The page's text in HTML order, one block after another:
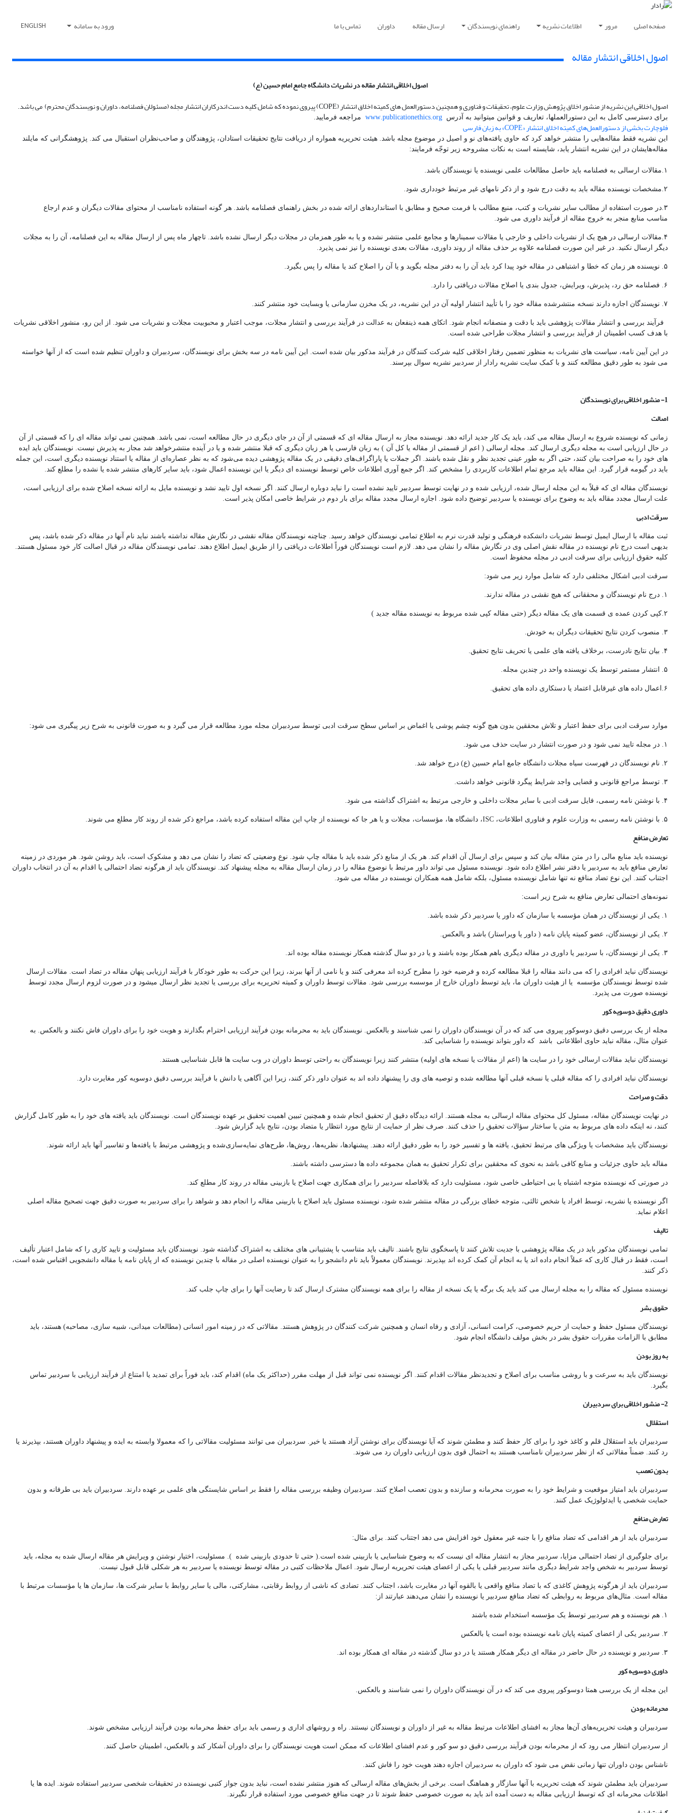
صفحه اصلی مرور اطلاعات نشریه راهنمای نویسندگان ارسال مقاله داوران تماس با ما ورود به سامانه ENGLISH
اصول اخلاقی انتشار مقاله
اصول اخلاقی انتشار مقاله در نشریات دانشگاه جامع امام حسین (ع)
اصول اخلاقی این نشریهاز منشور اخلاق پژوهش وزارت علوم، تحقیقات و فناوری و همچنین دستورالعمل های کمیته اخلاق انتشار(COPE)پیروی نموده که شامل کلیه دست اندرکاران انتشار مجله (مسئولان فصلنامه، داوران و نویسندگان محترم) می باشد.
برای دسترسی کامل به این دستورالعمل­ها، تعاریف و قوانین می­توانید به آدرس www.publicationethics.org مراجعه فرمایید.
فلوچارت بخشی از دستورالعمل‌های کمیته اخلاق انتشار «COPE» به زبان فارسی
این نشریه فقط مقاله‌هایی را منتشر خواهد کرد که حاوی یافته‌های نو و اصیل در موضوع مجله باشد. هیئت تحریریه همواره از دریافت نتایج تحقیقات استادان، پژوهندگان و صاحب‌نظران استقبال می ‌کند. پژوهشگرانی که مایلند
مقاله‌هایشان در این نشریه انتشار یابد، شایسته است به نکات مشروحه زیر توجّه فرمایند:
۱.مقالات ارسالی به فصلنامه باید حاصل مطالعات علمی نویسنده یا نویسندگان باشد.
۲.مشخصات نویسنده مقاله باید به دقت درج شود و از ذکر نامهای غیر مرتبط خودداری شود.
۳.در صورت استفاده از مطالب سایر نشریات و کتب، منبع مطالب با فرمت صحیح و مطابق با استانداردهای ارائه شده در بخش راهنمای فصلنامه باشد. هر گونه استفاده نامناسب از محتوای مقالات دیگران و عدم ارجاع
مناسب منابع منجر به خروج مقاله از فرآیند داوری می شود.
۴.مقالات ارسالی در هیچ یک از نشریات داخلی و خارجی یا مقالات سمینارها و مجامع علمی منتشر نشده و یا به طور همزمان در مجلات دیگر ارسال نشده باشد. تاچهار ماه پس از ارسال مقاله به این فصلنامه، آن را به مجلات
دیگر ارسال نکنید. در غیر این صورت فصلنامه علاوه بر حذف مقاله از روند داوری، مقالات بعدی نویسنده را نیز نمی پذیرد.
۵. نویسنده هر زمان که خطا و اشتباهی در مقاله خود پیدا کرد باید آن را به دفتر مجله بگوید و یا آن را اصلاح کند یا مقاله را پس بگیرد.
۶. فصلنامه حق رد، پذیرش، ویرایش، جدول بندی یا اصلاح مقالات دریافتی را دارد.
۷. نویسندگان اجازه دارند نسخه منتشرشده مقاله خود را با تأیید انتشار اولیه آن در این نشریه، در یک مخزن سازمانی یا وبسایت خود منتشر کنند.
فرآیند بررسی و انتشار مقالات پژوهشی باید با دقت و منصفانه انجام شود. اتکای همه ذینفعان به عدالت در فرآیند بررسی و انتشار مجلات، موجب اعتبار و محبوبیت مجلات و نشریات می شود. از این رو، منشور اخلاقی نشریات
با هدف کسب اطمینان از فرآیند بررسی و انتشار مجلات طراحی شده است.
در این آیین نامه، سیاست های نشریات به منظور تضمین رفتار اخلاقی کلیه شرکت کنندگان در فرآیند مذکور بیان شده است. این آیین نامه در سه بخش برای نویسندگان، سردبیران و داوران تنظیم شده است که از آنها خواسته
می شود به طور دقیق مطالعه کنند و با کمک سایت نشریه رادار از سردبیر نشریه سوال بپرسند.
1- منشور اخلاقی برای نویسندگان
اصالت
زمانی که نویسنده شروع به ارسال مقاله می کند، باید یک کار جدید ارائه دهد. نویسنده مجاز به ارسال مقاله ای که قسمتی از آن در جای دیگری در حال مطالعه است، نمی باشد. همچنین نمی تواند مقاله ای را که قسمتی از آن
در حال ارزیابی است به مجله دیگری ارسال کند. مجله ارسالی ( اعم از قسمتی از مقاله یا کل آن ) به زبان فارسی یا هر زبان دیگری که قبلا منتشر شده و یا در آینده منتشرخواهد شد مجاز به پذیرش نیست. نویسندگان باید ایده
های خود را به صراحت بیان کنند، حتی اگر به طور عینی تجدید نظر و نقل شده باشند. اگر جملات یا پاراگراف‌های دقیقی در یک مقاله پژوهشی دیده می‌شود که به نظر عصاره‌ای از مقاله یا استناد نویسنده دیگری است، این جمله
باید در گیومه قرار گیرد. این مقاله باید مرجع تمام اطلاعات کاربردی را مشخص کند. اگر جمع آوری اطلاعات خاص توسط نویسنده ای دیگر یا این نویسنده اعمال شود، باید سایر کارهای منتشر شده یا نشده را مطلع کند.
نویسندگان مقاله ای که قبلاً به این مجله ارسال شده، ارزیابی شده و در نهایت توسط سردبیر تایید نشده است را نباید دوباره ارسال کنند. اگر نسخه اول تایید نشد و نویسنده مایل به ارائه نسخه اصلاح شده برای ارزیابی است،
علت ارسال مجدد مقاله باید به وضوح برای نویسنده یا سردبیر توضیح داده شود. اجازه ارسال مجدد مقاله برای بار دوم در شرایط خاصی امکان پذیر است.
سرقت ادبی
ثبت مقاله با ارسال ایمیل توسط نشریات دانشکده فرهنگی و تولید قدرت نرم به اطلاع تمامی نویسندگان خواهد رسید. چناچنه نویسندگان مقاله نقشی در نگارش مقاله نداشته باشند نباید نام آنها در مقاله ذکر شده باشد، پس
بدیهی است درج نام نویسنده در مقاله نقش اصلی وی در نگارش مقاله را نشان می دهد. لازم است نویسندگان فوراً اطلاعات دریافتی را از طریق ایمیل اطلاع دهند. تمامی نویسندگان مقاله در قبال اصالت کار خود مسئول هستند.
کلیه حقوق ارزیابی برای سرقت ادبی در مجله محفوظ است.
سرقت ادبی اشکال مختلفی دارد که شامل موارد زیر می شود:
۱. درج نام نویسندگان و محققانی که هیچ نقشی در مقاله ندارند.
۲.کپی کردن عمده ی قسمت های یک مقاله دیگر (حتی مقاله کپی شده مربوط به نویسنده مقاله جدید )
۳. منصوب کردن نتایج تحقیقات دیگران به خودش.
۴. بیان نتایج نادرست، برخلاف یافته های علمی یا تحریف نتایج تحقیق.
۵. انتشار مستمر توسط یک نویسنده واحد در چندین مجله.
۶.اعمال داده های غیرقابل اعتماد یا دستکاری داده های تحقیق.
موارد سرقت ادبی برای حفظ اعتبار و تلاش محققین بدون هیچ گونه چشم پوشی یا اغماض بر اساس سطح سرقت ادبی توسط سردبیران مجله مورد مطالعه قرار می گیرد و به صورت قانونی به شرح زیر پیگیری می شود:
۱. در مجله تایید نمی شود و در صورت انتشار در سایت حذف می شود.
۲. نام نویسندگان در فهرست سیاه مجلات دانشگاه جامع امام حسین (ع) درج خواهد شد.
۳. توسط مراجع قانونی و قضایی واجد شرایط پیگرد قانونی خواهد داشت.
۴. با نوشتن نامه رسمی، فایل سرقت ادبی با سایر مجلات داخلی و خارجی مرتبط به اشتراک گذاشته می شود.
۵. با نوشتن نامه رسمی به وزارت علوم و فناوری اطلاعات، ISC، دانشگاه ها، مؤسسات، مجلات و یا هر جا که نویسنده از چاپ این مقاله استفاده کرده باشد، مراجع ذکر شده از روند کار مطلع می شوند.
تعارض منافع
نویسنده باید منابع مالی را در متن مقاله بیان کند و سپس برای ارسال آن اقدام کند. هر یک از منابع ذکر شده باید با مقاله چاپ شود. نوع وضعیتی که تضاد را نشان می دهد و مشکوک است، باید روشن شود. هر موردی در زمینه
تعارض منافع باید به سردبیر یا دفتر نشر اطلاع داده شود. نویسنده مسئول می تواند داور مرتبط با نوضوع مقاله را در زمان ارسال مقاله به مجله پیشنهاد کند. نویسندگان باید از هرگونه تضاد احتمالی یا اقدام به آن در انتخاب داوران
اجتناب کنند. این نوع تضاد منافع نه تنها شامل نویسنده مسئول، بلکه شامل همه همکاران نویسنده در مقاله می شود.
نمونه‌های احتمالی تعارض منافع به شرح زیر است:
۱. یکی از نویسندگان در همان مؤسسه یا سازمان که داور یا سردبیر ذکر شده باشد.
۲. یکی از نویسندگان، عضو کمیته پایان نامه ( داور یا ویراستار) باشد و بالعکس.
۳. یکی از نویسندگان، با سردبیر یا داوری در مقاله دیگری باهم همکار بوده باشند و یا در دو سال گذشته همکار نویسنده مقاله بوده اند.
نویسندگان نباید افرادی را که می دانند مقاله را قبلا مطالعه کرده و فرضیه خود را مطرح کرده اند معرفی کنند و یا نامی از آنها ببرند، زیرا این حرکت به طور خودکار با فرآیند ارزیابی پنهان مقاله در تضاد است. مقالات ارسال
شده توسط نویسندگان مؤسسه یا از هیئت داوران ما، باید توسط داوران خارج از موسسه بررسی شود. مقالات توسط داوران و کمیته تحریریه برای بررسی یا تجدید نظر ارسال میشود و در صورت لزوم ارسال مجدد توسط
نویسنده صورت می پذیرد.
داوری دقیق دوسویه کور
مجله از یک بررسی دقیق دوسوکور پیروی می کند که در آن نویسندگان داوران را نمی شناسند و بالعکس. نویسندگان باید به محرمانه بودن فرآیند ارزیابی احترام بگذارند و هویت خود را برای داوران فاش نکنند و بالعکس. به
عنوان مثال، مقاله نباید حاوی اطلاعاتی باشد که داور بتواند نویسنده را شناسایی کند.
نویسندگان نباید مقالات ارسالی خود را در سایت ها (اعم از مقالات یا نسخه های اولیه) منتشر کنند زیرا نویسندگان به راحتی توسط داوران در وب سایت ها قابل شناسایی هستند.
نویسندگان نباید افرادی را که مقاله قبلی یا نسخه قبلی آنها مطالعه شده و توصیه های وی را پیشنهاد داده اند به عنوان داور ذکر کنند، زیرا این آگاهی یا دانش با فرآیند بررسی دقیق دوسویه کور مغایرت دارد.
دقت و صراحت
در نهایت نویسندگان مقاله، مسئول کل محتوای مقاله ارسالی به مجله هستند. ارائه دیدگاه دقیق از تحقیق انجام شده و همچنین تبیین اهمیت تحقیق بر عهده نویسندگان است. نویسندگان باید یافته های خود را به طور کامل گزارش
کنند، نه اینکه داده های مربوط به متن یا ساختار سؤالات تحقیق را حذف کنند. صرف نظر از حمایت از نتایج مورد انتظار یا متضاد بودن، نتایج باید گزارش شود.
نویسندگان باید مشخصات یا ویژگی های مرتبط تحقیق، یافته ها و تفسیر خود را به طور دقیق ارائه دهند. پیشنهادها، نظریه‌ها، روش‌ها، طرح‌های نمایه‌سازی‌شده و پژوهشی مرتبط با یافته‌ها و تفاسیر آنها باید ارائه شوند.
مقاله باید حاوی جزئیات و منابع کافی باشد به نحوی که محققین برای تکرار تحقیق به همان مجموعه داده ها دسترسی داشته باشند.
در صورتی که نویسنده متوجه اشتباه یا بی احتیاطی خاصی شود، مسئولیت دارد که بلافاصله سردبیر را برای همکاری جهت اصلاح یا بازبینی مقاله در روند کار مطلع کند.
اگر نویسنده یا نشریه، توسط افراد یا شخص ثالثی، متوجه خطای بزرگی در مقاله منتشر شده شود، نویسنده مسئول باید اصلاح یا بازبینی مقاله را انجام دهد و شواهد را برای سردبیر به صورت دقیق جهت تصحیح مقاله اصلی
اعلام نماید.
تالیف
تمامی نویسندگان مذکور باید در یک مقاله پژوهشی با جدیت تلاش کنند تا پاسخگوی نتایج باشند. تالیف باید متناسب با پشتیبانی های مختلف به اشتراک گذاشته شود. نویسندگان باید مسئولیت و تایید کاری را که شامل اعتبار تألیف
است، فقط در قبال کاری که عملاً انجام داده اند یا به انجام آن کمک کرده اند بپذیرند. نویسندگان معمولاً باید نام دانشجو را به عنوان نویسنده اصلی در مقاله با چندین نویسنده که از پایان نامه یا مقاله دانشجویی اقتباس شده است،
ذکر کنند.
نویسنده مسئول که مقاله را به مجله ارسال می کند باید یک برگه یا یک نسخه از مقاله را برای همه نویسندگان مشترک ارسال کند تا رضایت آنها را برای چاپ جلب کند.
حقوق بشر
نویسندگان مسئول حفظ و حمایت از حریم خصوصی، کرامت انسانی، آزادی و رفاه انسان و همچنین شرکت کنندگان در پژوهش هستند. مقالاتی که در زمینه امور انسانی (مطالعات میدانی، شبیه سازی، مصاحبه) هستند، باید
مطابق با الزامات مقررات حقوق بشر در بخش مولف دانشگاه انجام شود.
به روز بودن
نویسندگان باید به سرعت و با روشی مناسب برای اصلاح و تجدیدنظر مقالات اقدام کنند. اگر نویسنده نمی تواند قبل از مهلت مقرر (حداکثر یک ماه) اقدام کند، باید فوراً برای تمدید یا امتناع از فرآیند ارزیابی با سردبیر تماس
بگیرد.
2- منشور اخلاقی برای سردبیران
استقلال
سردبیران باید استقلال قلم و کاغذ خود را برای کار حفظ کنند و مطمئن شوند که آیا نویسندگان برای نوشتن آزاد هستند یا خیر. سردبیران می توانند مسئولیت مقالاتی را که معمولا وابسته به ایده و پیشنهاد داوران هستند، بپذیرند یا
رد کنند. ضمناً مقالاتی که از نظر سردبیران نامناسب هستند به احتمال قوی بدون ارزیابی داوران رد می شوند.
بدون تعصب
سردبیران باید امتیاز موقعیت و شرایط خود را به صورت محرمانه و سازنده و بدون تعصب اصلاح کنند. سردبیران وظیفه بررسی مقاله را فقط بر اساس شایستگی های علمی بر عهده دارند. سردبیران باید بی طرفانه و بدون
حمایت شخصی یا ایدئولوژیک عمل کنند.
تعارض منافع
سردبیران باید از هر اقدامی که تضاد منافع را با جنبه غیر معقول خود افزایش می دهد اجتناب کنند. برای مثال:
برای جلوگیری از تضاد احتمالی مزایا، سردبیر مجاز به انتشار مقاله ای نیست که به وضوح شناسایی یا بازبینی شده است.( حتی تا حدودی بازبینی شده ). مسئولیت، اختیار نوشتن و ویرایش هر مقاله ارسال شده به مجله، باید
توسط سردبیر به شخص واجد شرایط دیگری مانند سردبیر قبلی یا یکی از اعضای هیئت تحریریه ارسال شود. اعمال ملاحظات کتبی در مقاله توسط نویسنده یا سردبیر به هر شکلی قابل قبول نیست.
سردبیران باید از هرگونه پژوهش کاغذی که با تضاد منافع واقعی یا بالقوه آنها در مغایرت باشد، اجتناب کنند. تضادی که ناشی از روابط رقابتی، مشارکتی، مالی یا سایر روابط با سایر شرکت ها، سازمان ها یا مؤسسات مرتبط با
مقاله است. مثال‌های مربوط به روابطی که تضاد منافع سردبیر یا نویسنده را نشان می‌دهند عبارتند از:
۱. هم نویسنده و هم سردبیر توسط یک مؤسسه استخدام شده باشند
۲. سردبیر یکی از اعضای کمیته پایان نامه نویسنده بوده است یا بالعکس
۳. سردبیر و نویسنده در حال حاضر در مقاله ای دیگر همکار هستند یا در دو سال گذشته در مقاله ای همکار بوده اند.
داوری دوسویه کور
این مجله از یک بررسی همتا دوسوکور پیروی می کند که در آن نویسندگان داوران را نمی شناسند و بالعکس.
محرمانه بودن
سردبیران و هیئت تحریریه‌های آن‌ها مجاز به افشای اطلاعات مرتبط مقاله به غیر از داوران و نویسندگان نیستند. راه و روشهای اداری و رسمی باید برای حفظ محرمانه بودن فرآیند ارزیابی مشخص شوند.
از سردبیران انتظار می رود که از محرمانه بودن فرآیند بررسی دقیق دو سو کور و عدم افشای اطلاعات که ممکن است هویت نویسندگان را برای داوران آشکار کند و بالعکس، اطمینان حاصل کنند.
ناشناس بودن داوران تنها زمانی نقض می شود که داوران به سردبیران اجازه دهند هویت خود را فاش کنند.
سردبیران باید مطمئن شوند که هیئت تحریریه با آنها سازگار و هماهنگ است. برخی از بخش‌های مقاله ارسالی که هنوز منتشر نشده است، نباید بدون جواز کتبی نویسنده در تحقیقات شخصی سردبیر استفاده شوند. ایده ها یا
اطلاعات محرمانه ای که توسط ارزیابی مقاله به دست آمده اند باید به صورت خصوصی حفظ شوند تا در جهت منافع خصوصی مورد استفاده قرار نگیرند.